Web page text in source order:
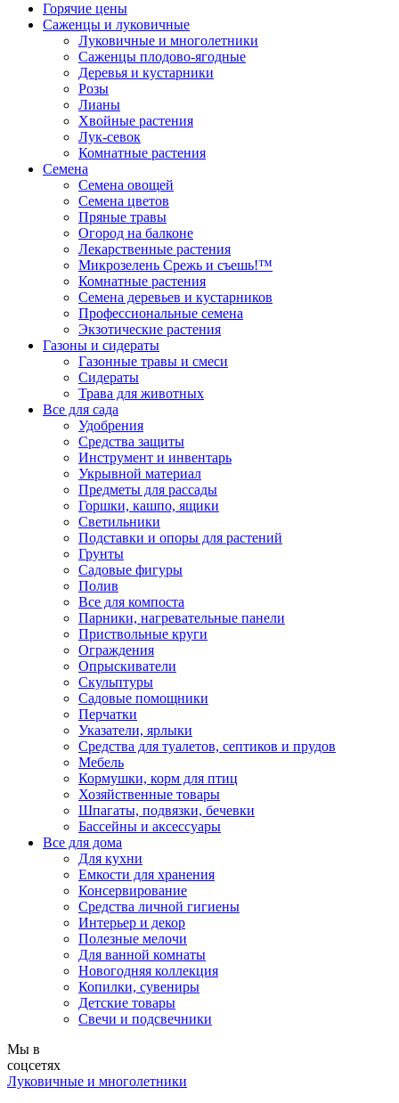
Горячие цены
Саженцы и луковичные
Луковичные и многолетники
Саженцы плодово-ягодные
Деревья и кустарники
Розы
Лианы
Хвойные растения
Лук-севок
Комнатные растения
Семена
Семена овощей
Семена цветов
Пряные травы
Огород на балконе
Лекарственные растения
Микрозелень Срежь и съешь!™
Комнатные растения
Семена деревьев и кустарников
Профессиональные семена
Экзотические растения
Газоны и сидераты
Газонные травы и смеси
Сидераты
Трава для животных
Все для сада
Удобрения
Средства защиты
Инструмент и инвентарь
Укрывной материал
Предметы для рассады
Горшки, кашпо, ящики
Светильники
Подставки и опоры для растений
Грунты
Садовые фигуры
Полив
Все для компоста
Парники, нагревательные панели
Приствольные круги
Ограждения
Опрыскиватели
Скульптуры
Садовые помощники
Перчатки
Указатели, ярлыки
Средства для туалетов, септиков и прудов
Мебель
Кормушки, корм для птиц
Хозяйственные товары
Шпагаты, подвязки, бечевки
Бассейны и аксессуары
Все для дома
Для кухни
Емкости для хранения
Консервирование
Средства личной гигиены
Интерьер и декор
Полезные мелочи
Для ванной комнаты
Новогодняя коллекция
Копилки, сувениры
Детские товары
Свечи и подсвечники
Мы в
соцсетях
Луковичные и многолетники